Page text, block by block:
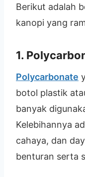
Berikut adalah
kanopi yang
1.
Polycarbonate
botol plastik
banyak
Kelebihannya
cahaya, dan
benturan serta